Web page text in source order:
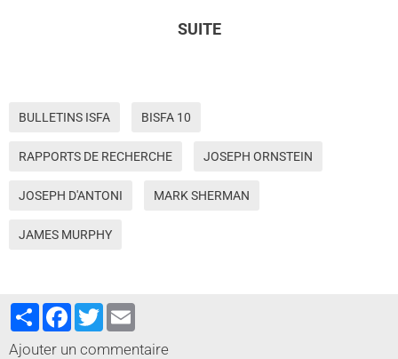
SUITE
BULLETINS ISFA BISFA 10
RAPPORTS DE RECHERCHE JOSEPH ORNSTEIN
JOSEPH D'ANTONI MARK SHERMAN
JAMES MURPHY
PartagerFacebook
Twitter
Ajouter un commentaire